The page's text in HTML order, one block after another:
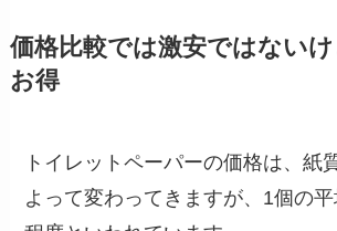
価格比較では激安ではない
お得
トイレットペーパーの価格は、紙
よって変わってきますが、1個の